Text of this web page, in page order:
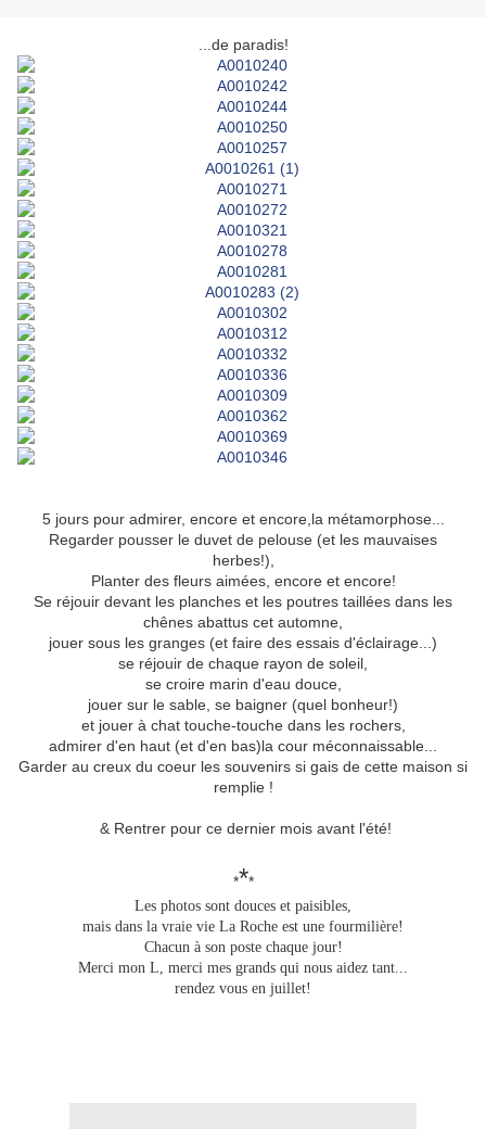
...de paradis!
5 jours pour admirer, encore et encore,la métamorphose...
Regarder pousser le duvet de pelouse (et les mauvaises
herbes!),
Planter des fleurs aimées, encore et encore!
Se réjouir devant les planches et les poutres taillées dans les
chênes abattus cet automne,
jouer sous les granges (et faire des essais d'éclairage...)
se réjouir de chaque rayon de soleil,
se croire marin d'eau douce,
jouer sur le sable, se baigner (quel bonheur!)
et jouer à chat touche-touche dans les rochers,
admirer d'en haut (et d'en bas)la cour méconnaissable...
Garder au creux du coeur les souvenirs si gais de cette maison si
remplie !
& Rentrer pour ce dernier mois avant l'été!
***
Les photos sont douces et paisibles,
mais dans la vraie vie La Roche est une fourmilière!
Chacun à son poste chaque jour!
Merci mon L, merci mes grands qui nous aidez tant...
rendez vous en juillet!